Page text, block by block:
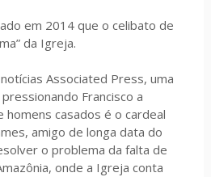
em 2014 que o celibato de
da Igreja.
Associated Press, uma
Francisco a
homens casados é o cardeal
amigo de longa data do
o problema da falta de
onde a Igreja conta